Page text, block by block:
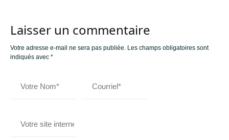
Laisser un commentaire
Votre adresse e-mail ne sera pas publiée. Les champs obligatoires sont
indiqués avec *